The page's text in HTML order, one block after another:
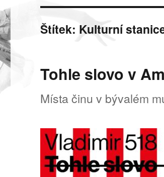
Štítek: Kulturní
Tohle slovo v
Místa činu v bývalém